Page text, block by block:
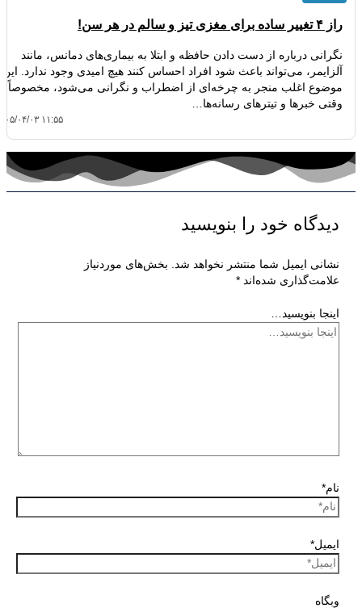
راز ۴ تغییر ساده برای مغزی تیز و سالم در هر سن!
نگرانی درباره از دست دادن حافظه و ابتلا به بیماری‌های دمانس، مانند
آلزایمر، می‌تواند باعث شود افراد احساس کنند هیچ امیدی وجود ندارد. این
موضوع اغلب منجر به چرخه‌ای از اضطراب و نگرانی می‌شود، مخصوصاً
وقتی خبرها و تیترهای رسانه‌ها…
۱۴۰۵/۰۴/۰۳
دیدگاه‌ خود را بنویسید
نشانی ایمیل شما منتشر نخواهد شد. بخش‌های موردنیاز
علامت‌گذاری شده‌اند *
اینجا بنویسید…
نام*
ایمیل*
وبگاه